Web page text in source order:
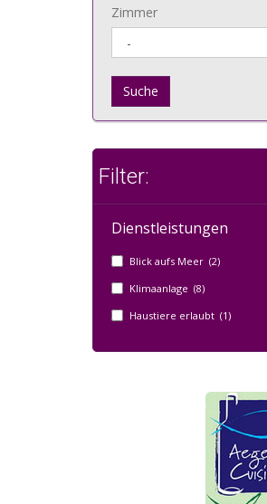
Zimmer
Suche
Filter:
Dienstleistungen
Blick aufs Meer (2)
Klimaanlage (8)
Haustiere erlaubt (1)